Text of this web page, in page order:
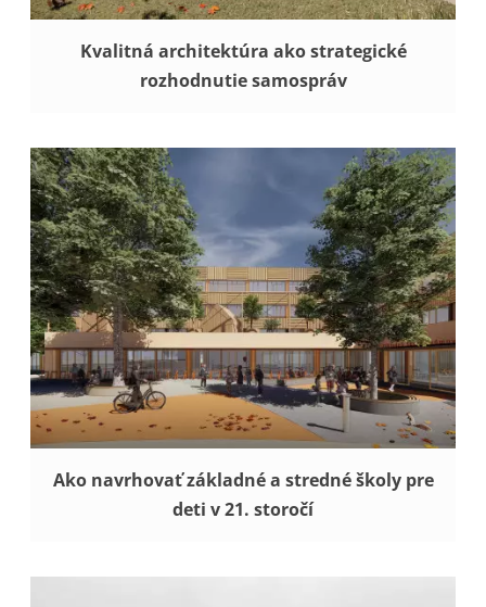
Kvalitná architektúra ako strategické
rozhodnutie samospráv
Ako navrhovať základné a stredné školy pre
deti v 21. storočí